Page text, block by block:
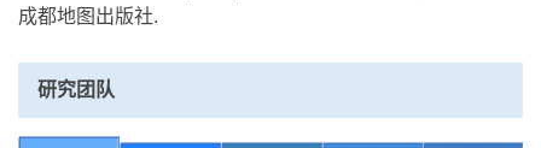
成都地图出版社.
研究团队